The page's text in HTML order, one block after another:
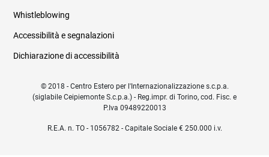
Whistleblowing
Accessibilità e segnalazioni
Dichiarazione di accessibilità
© 2018 - Centro Estero per l'Internazionalizzazione s.c.p.a.
(siglabile Ceipiemonte S.c.p.a.) - Reg.impr. di Torino, cod. Fisc. e
P.Iva 09489220013
R.E.A. n. TO - 1056782 - Capitale Sociale € 250.000 i.v.